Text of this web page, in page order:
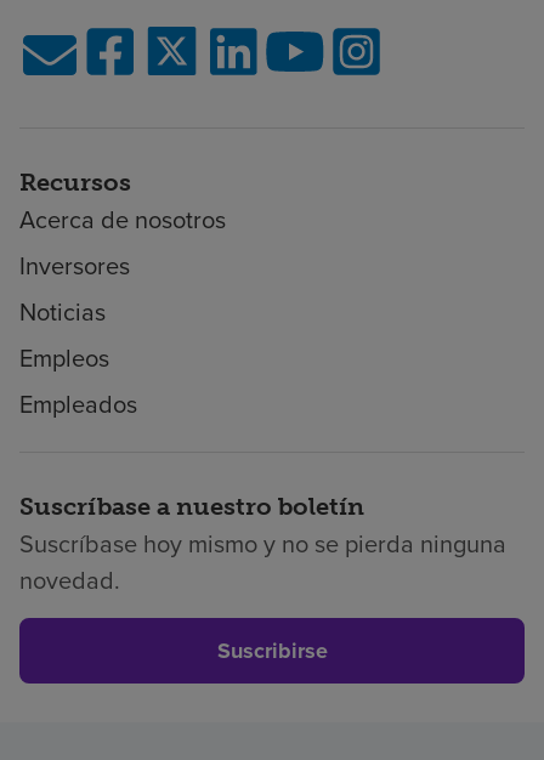
Recursos
Acerca de nosotros
Inversores
Noticias
Empleos
Empleados
Suscríbase a nuestro boletín
Suscríbase hoy mismo y no se pierda ninguna
novedad.
Suscribirse